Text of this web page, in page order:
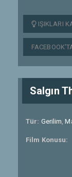
IŞIKLARI
Salgın
Tür: Gerilim,
Film Konusu: